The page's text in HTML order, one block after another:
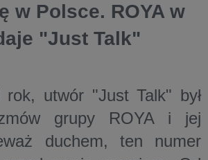
w Polsce. ROYA w
"Just Talk"
rok, utwór "Just Talk" był
grupy ROYA i jej
duchem, ten numer